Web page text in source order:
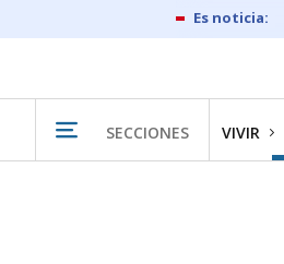
SECCIONES VIVIR